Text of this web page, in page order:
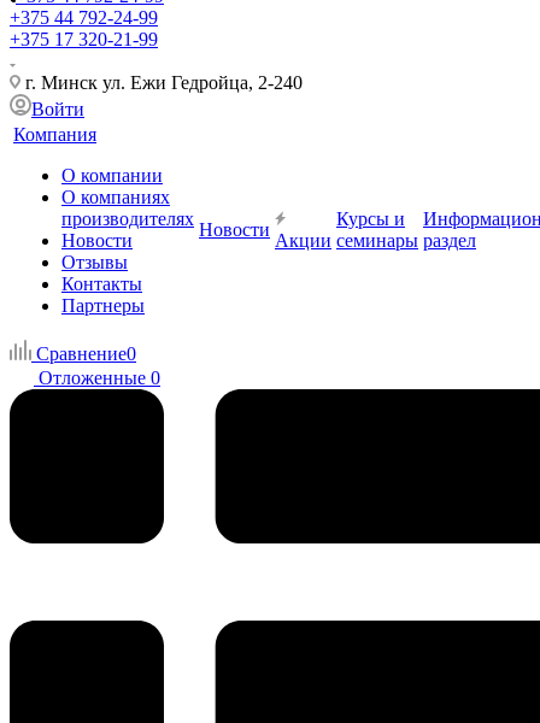
+375 44 792-24-99
+375 17 320-21-99
г. Минск ул. Ежи Гедройца, 2-240
Войти
Компания
О компании
О компаниях
производителях
Новости
Отзывы
Контакты
Партнеры
Новости
Акции
Курсы и
семинары раздел
Сравнение0
Отложенные 0